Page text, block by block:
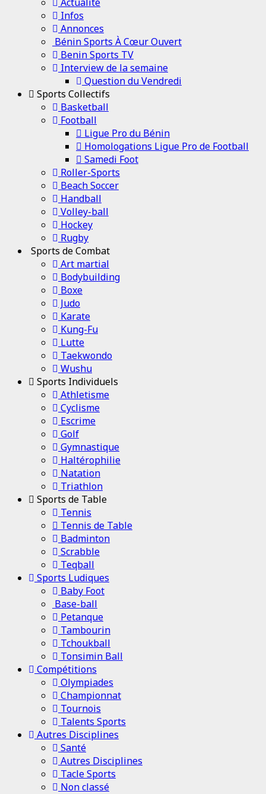
Infos
Annonces
Bénin Sports À Cœur Ouvert
Benin Sports TV
Interview de la semaine
Question du Vendredi
Sports Collectifs
Basketball
Football
Ligue Pro du Bénin
Homologations Ligue Pro de Football
Samedi Foot
Roller-Sports
Beach Soccer
Handball
Volley-ball
Hockey
Rugby
Sports de Combat
Art martial
Bodybuilding
Boxe
Judo
Karate
Kung-Fu
Lutte
Taekwondo
Wushu
Sports Individuels
Athletisme
Cyclisme
Escrime
Golf
Gymnastique
Haltérophilie
Natation
Triathlon
Sports de Table
Tennis
Tennis de Table
Badminton
Scrabble
Teqball
Sports Ludiques
Baby Foot
Base-ball
Petanque
Tambourin
Tchoukball
Tonsimin Ball
Compétitions
Olympiades
Championnat
Tournois
Talents Sports
Autres Disciplines
Santé
Autres Disciplines
Tacle Sports
Non classé